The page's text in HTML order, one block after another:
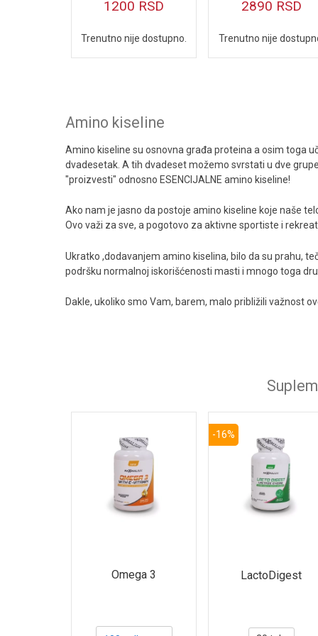
Omega 3 i druge esencijalne masne kiseline
1200 RSD
Trenutno nije dostupno.
2890 RSD
Trenutno nije
Amino kiseline
Amino kiseline su osnovna građa proteina a osim toga
dvadesetak. A tih dvadeset možemo svrstati u dve
"proizvesti" odnosno ESENCIJALNE amino kiseline!
Ako nam je jasno da postoje amino kiseline koje naše
Ovo važi za sve, a pogotovo za aktivne sportiste i
Ukratko ,dodavanjem amino kiselina, bilo da su prahu,
podršku normalnoj iskorišćenosti masti i mnogo toga
Dakle, ukoliko smo Vam, barem, malo približili važnost
Omega 3
-16%
LactoDigest